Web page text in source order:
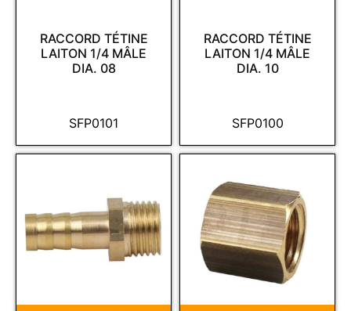
SFP0101
RACCORD TÉTINE
LAITON 1/4 MÂLE
DIA. 08
SFP0100
RACCORD TÉTINE
LAITON 1/4 MÂLE
DIA. 10